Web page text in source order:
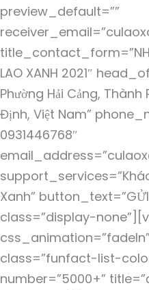
preview_default=””
LAO XANH 2021″
Phường Hải Cảng, Thành
Định, Việt Nam”
0931446768″
Xanh” button_text=”GỬI
class=”display-
class=”funfact-list-
number=”5000+”